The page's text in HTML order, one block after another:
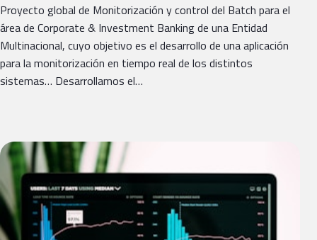
Proyecto global de Monitorización y control del Batch para el
área de Corporate & Investment Banking de una Entidad
Multinacional, cuyo objetivo es el desarrollo de una aplicación
para la monitorización en tiempo real de los distintos
sistemas… Desarrollamos el…